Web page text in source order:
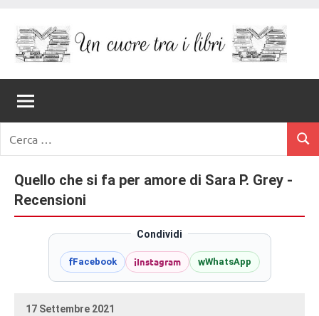
contenuto
Un
Cuore
Tra
I
Libri
romanzi
romance
e
non
solo.
Recensioni,
delle
per:
Quello che si fa per amore di Sara P. Grey -
Recensioni
Condividi
fFacebook iInstagram wWhatsApp
17 Settembre 2021